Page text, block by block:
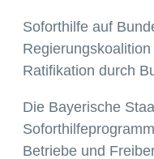
Soforthilfe auf
Ratifikation durch
Die Bayerische
Betriebe und